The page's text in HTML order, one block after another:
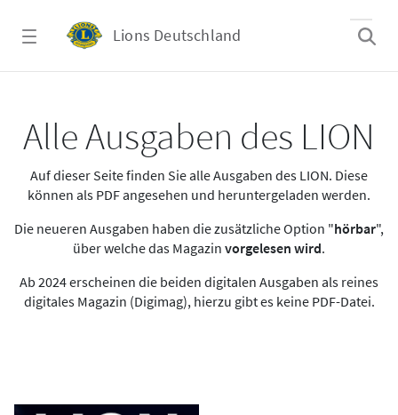
Lions Deutschland
Alle Ausgaben des LION
Auf dieser Seite finden Sie alle Ausgaben des LION. Diese
können als PDF angesehen und heruntergeladen werden.
Die neueren Ausgaben haben die zusätzliche Option "hörbar",
über welche das Magazin vorgelesen wird.
Ab 2024 erscheinen die beiden digitalen Ausgaben als reines
digitales Magazin (Digimag), hierzu gibt es keine PDF-Datei.